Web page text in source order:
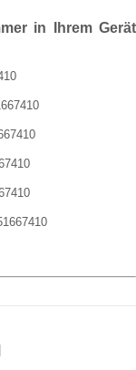
in Ihrem Gerät